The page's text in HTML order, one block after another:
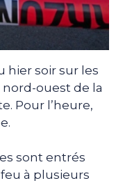
hier soir sur les
nord-ouest de la
Pour l’heure,
sont entrés
à plusieurs